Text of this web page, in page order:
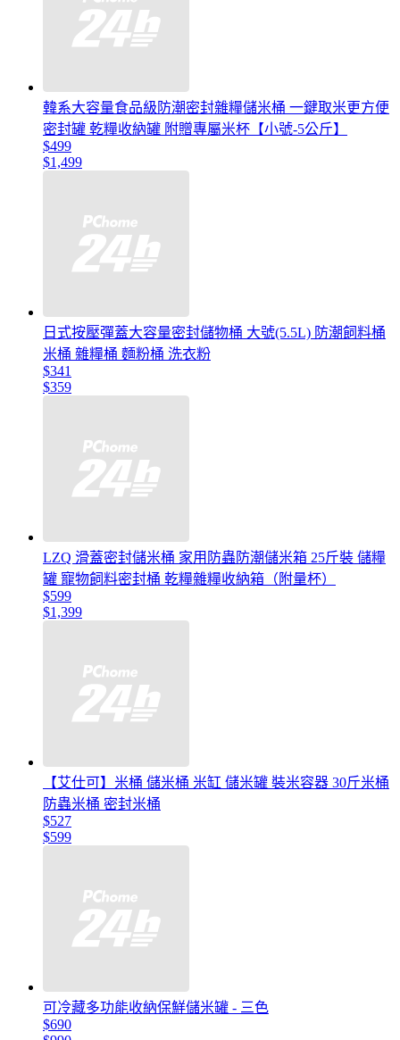
韓系大容量食品級防潮密封雜糧儲米桶 一鍵取米更方便
密封罐 乾糧收納罐 附贈專屬米杯【小號-5公斤】
$499
$1,499
日式按壓彈蓋大容量密封儲物桶 大號(5.5L) 防潮飼料桶
米桶 雜糧桶 麵粉桶 洗衣粉
$341
$359
LZQ 滑蓋密封儲米桶 家用防蟲防潮儲米箱 25斤裝 儲糧
罐 寵物飼料密封桶 乾糧雜糧收納箱（附量杯）
$599
$1,399
【艾仕可】米桶 儲米桶 米缸 儲米罐 裝米容器 30斤米桶
防蟲米桶 密封米桶
$527
$599
可冷藏多功能收納保鮮儲米罐 - 三色
$690